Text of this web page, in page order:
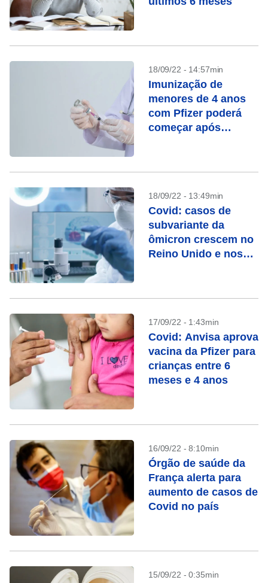
18/09/22 - 14:57min
Imunização de
menores de 4 anos
com Pfizer poderá
começar após
ministério
18/09/22 - 13:49min
Covid: casos de
subvariante da
ômicron crescem no
Reino Unido e nos
17/09/22 - 1:43min
Covid: Anvisa aprova
vacina da Pfizer para
crianças entre 6
meses e 4 anos
16/09/22 - 8:10min
Órgão de saúde da
França alerta para
aumento de casos de
Covid no país
15/09/22 - 0:35min